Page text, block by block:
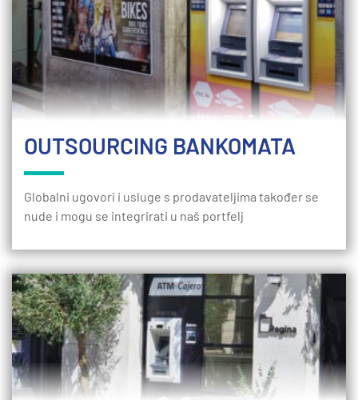
OUTSOURCING BANKOMATA
Globalni ugovori i usluge s prodavateljima također se
nude i mogu se integrirati u naš portfelj